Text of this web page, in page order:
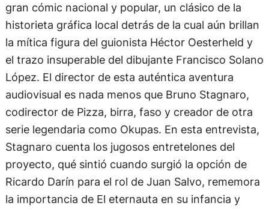
gran cómic nacional y popular, un clásico de la
historieta gráfica local detrás de la cual aún brillan
la mítica figura del guionista Héctor Oesterheld y
el trazo insuperable del dibujante Francisco Solano
López. El director de esta auténtica aventura
audiovisual es nada menos que Bruno Stagnaro,
codirector de Pizza, birra, faso y creador de otra
serie legendaria como Okupas. En esta entrevista,
Stagnaro cuenta los jugosos entretelones del
proyecto, qué sintió cuando surgió la opción de
Ricardo Darín para el rol de Juan Salvo, rememora
la importancia de El eternauta en su infancia y